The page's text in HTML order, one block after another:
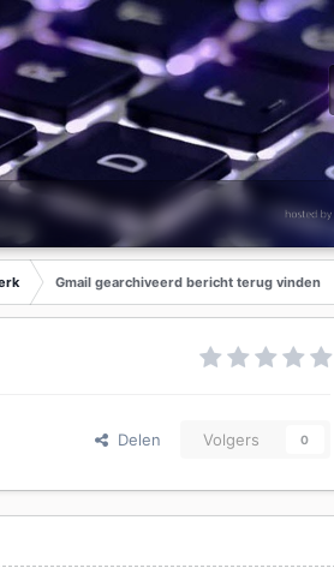
Gmail gearchiveerd bericht terug vinden
Delen Volgers 0